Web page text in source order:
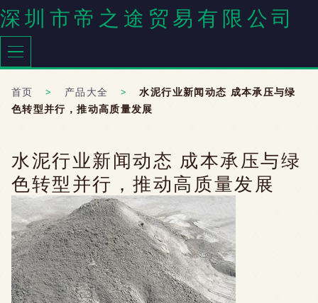
深圳市帝之途贸易有限公司
首页 > 产品大全 >
水泥行业新闻动态 成本承压与绿
色转型并行，推动高质量发展
水泥行业新闻动态 成本承压与绿
色转型并行，推动高质量发展